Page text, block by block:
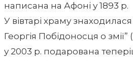
написана на Афоні у 1893 р.
У вівтарі храму
Георгія Побідоносця о змії”
у 2003 р. подарована